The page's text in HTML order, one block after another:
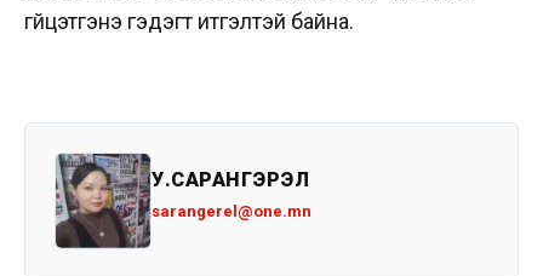
гүйцэтгэнэ гэдэгт итгэлтэй байна.
У.САРАНГЭРЭЛ
sarangerel@one.mn